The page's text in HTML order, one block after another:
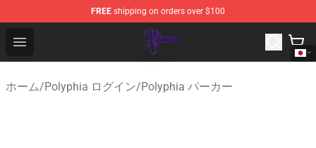
FREE shipping on orders over $100
Open menu
Polyphia Shop - Official Polyphia Merchandise Store
ホーム/Polyphia ログイン/Polyphia パーカー